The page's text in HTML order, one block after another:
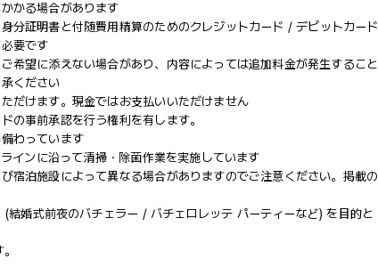
かる場合があります
分証明書と付随費用精算のためのクレジットカード / デビットカード
要です
希望に添えない場合があり、内容によっては追加料金が発生すること
ください
だけます。現金ではお支払いいただけません
の事前承認を行う権利を有します。
わっています
インに沿って清掃・除菌作業を実施しています
宿泊施設によって異なる場合がありますのでご注意ください。掲載の
結婚式前夜のバチェラー / バチェロレッテ パーティーなど) を目的と